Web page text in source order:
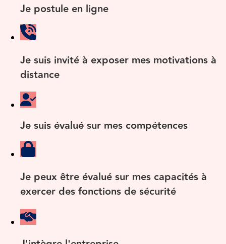
Je postule en ligne
Je suis invité à exposer mes motivations à
distance
Je suis évalué sur mes compétences
Je peux être évalué sur mes capacités à
exercer des fonctions de sécurité